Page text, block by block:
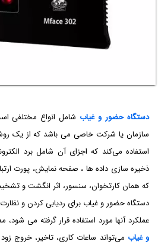
دستگاه حضور و‌ غیاب شامل انواع مختلفی
سازمان یا شرکت خاصی می باشد که از یک
استفاده می‌کند که اجزای آن شامل برد
ذخیره سازی داده ها ، صفحه نمایش، پورت‌
که همان کارتخوان، سنسور، اثر انگشت و
دستگاه حضور و غیاب برای ردیابی کردن و
عملکرد آنها مورد استفاده قرار گرفته می شود،
و غیاب می‌تواند ساعات کاری، تاخیر، خروج